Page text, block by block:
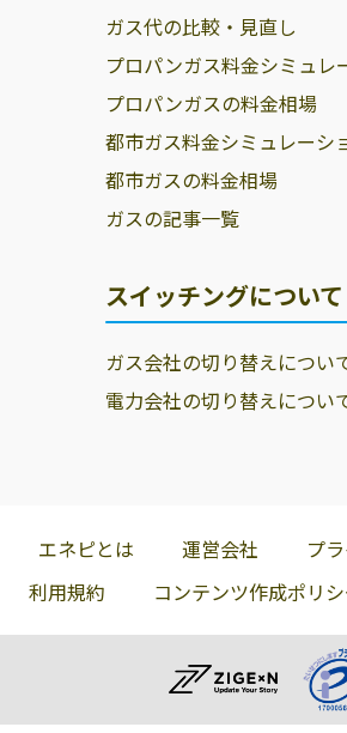
ガス代の比較・見直し
プロパンガス料金シミュレ
プロパンガスの料金相場
都市ガス料金シミュレーシ
都市ガスの料金相場
ガスの記事一覧
スイッチングについて
ガス会社の切り替えについ
電力会社の切り替えについ
エネピとは 運営会社
プ
利用規約
コンテンツ作成ポリ